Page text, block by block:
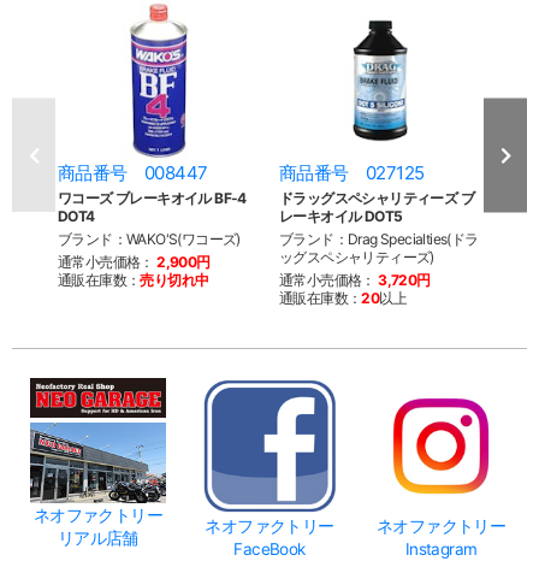
商品番号 008447
ワコーズ ブレーキオイル BF-4
DOT4
ブランド：WAKO'S(ワコーズ)
通常小売価格： 2,900円
通販在庫数：売り切れ中
商品番号 027125
ドラッグスペシャリティーズ ブ
レーキオイル DOT5
ブランド：Drag Specialties(ドラ
ッグスペシャリティーズ)
通常小売価格： 3,720円
通販在庫数：20以上
レー
ネオファクトリー
リアル店舗
ネオファクトリー
FaceBook
ネオファクトリー
Instagram